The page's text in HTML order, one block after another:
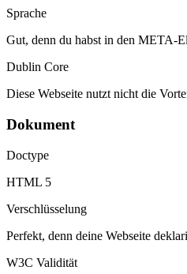
Sprache
Gut, denn du habst in den META-
Dublin Core
Diese Webseite nutzt nicht die
Dokument
Doctype
HTML 5
Verschlüsselung
Perfekt, denn deine Webseite
W3C Validität